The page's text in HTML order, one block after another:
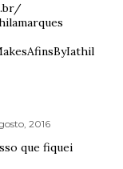
2016
que fiquei